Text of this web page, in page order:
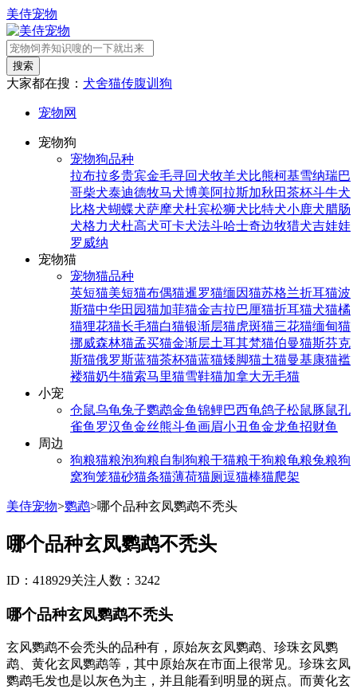
美侍宠物
搜索
大家都在搜： 犬舍猫传腹训狗
宠物网
宠物狗
宠物狗品种
拉布拉多贵宾金毛寻回犬牧羊犬比熊柯基雪纳瑞巴
哥柴犬泰迪德牧马犬博美阿拉斯加秋田茶杯斗牛犬
比格犬蝴蝶犬萨摩犬杜宾松狮犬比特犬小鹿犬腊肠
犬格力犬杜高犬可卡犬法斗哈士奇边牧猎犬吉娃娃
罗威纳
宠物猫
宠物猫品种
英短猫美短猫布偶猫暹罗猫缅因猫苏格兰折耳猫波
斯猫中华田园猫加菲猫金吉拉巴厘猫折耳猫犬猫橘
猫狸花猫长毛猫白猫银渐层猫虎斑猫三花猫缅甸猫
挪威森林猫孟买猫金渐层土耳其梵猫伯曼猫斯芬克
斯猫俄罗斯蓝猫茶杯猫蓝猫矮脚猫土猫曼基康猫褴
褛猫奶牛猫索马里猫雪鞋猫加拿大无毛猫
小宠
仓鼠乌龟兔子鹦鹉金鱼锦鲤巴西龟鸽子松鼠豚鼠孔
雀鱼 罗汉鱼金丝熊斗鱼画眉小丑鱼金龙鱼招财鱼
周边
狗粮猫粮泡狗粮自制狗粮干猫粮干狗粮龟粮兔粮狗
窝狗笼猫砂猫条猫薄荷猫厕逗猫棒猫爬架
美侍宠物>鹦鹉>哪个品种玄凤鹦鹉不秃头
哪个品种玄凤鹦鹉不秃头
ID：418929关注人数：3242
哪个品种玄凤鹦鹉不秃头
玄风鹦鹉不会秃头的品种有，原始灰玄凤鹦鹉、珍珠玄凤鹦
鹉、黄化玄凤鹦鹉等，其中原始灰在市面上很常见。珍珠玄凤
鹦鹉毛发也是以灰色为主，并且能看到明显的斑点。而黄化玄